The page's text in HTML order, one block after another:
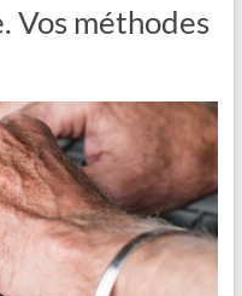
Vos méthodes